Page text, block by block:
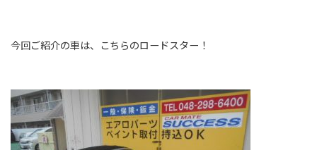
今回ご紹介の車は、こちらのロードスター！